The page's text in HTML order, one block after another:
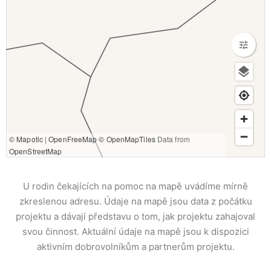
U rodin čekajících na pomoc na mapě uvádíme mírně
zkreslenou adresu. Údaje na mapě jsou data z počátku
projektu a dávají představu o tom, jak projektu zahajoval
svou činnost. Aktuální údaje na mapě jsou k dispozici
aktivním dobrovolníkům a partnerům projektu.